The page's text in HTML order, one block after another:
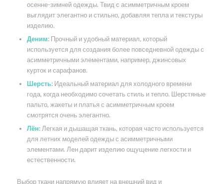
осенне-зимней одежды. Твид с асимметричным кроем
выглядит элегантно и стильно, добавляя тепла и текстуры
изделию.
Деним:Прочный и удобный материал, который
используется для создания более повседневной одежды с
асимметричными элементами, например, джинсовых
курток и сарафанов.
Шерсть:Идеальный материал для холодного времени
года, когда необходимо сочетать стиль и тепло. Шерстяные
пальто, жакеты и платья с асимметричным кроем
смотрятся очень элегантно.
Лён:Легкая и дышащая ткань, которая часто используется
для летних моделей одежды с асимметричными
элементами. Лен дарит изделию ощущение легкости и
естественности.
Выбор ткани напрямую влияет на внешний вид и